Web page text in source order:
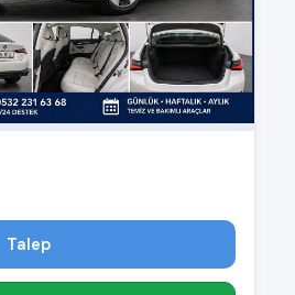
Talep